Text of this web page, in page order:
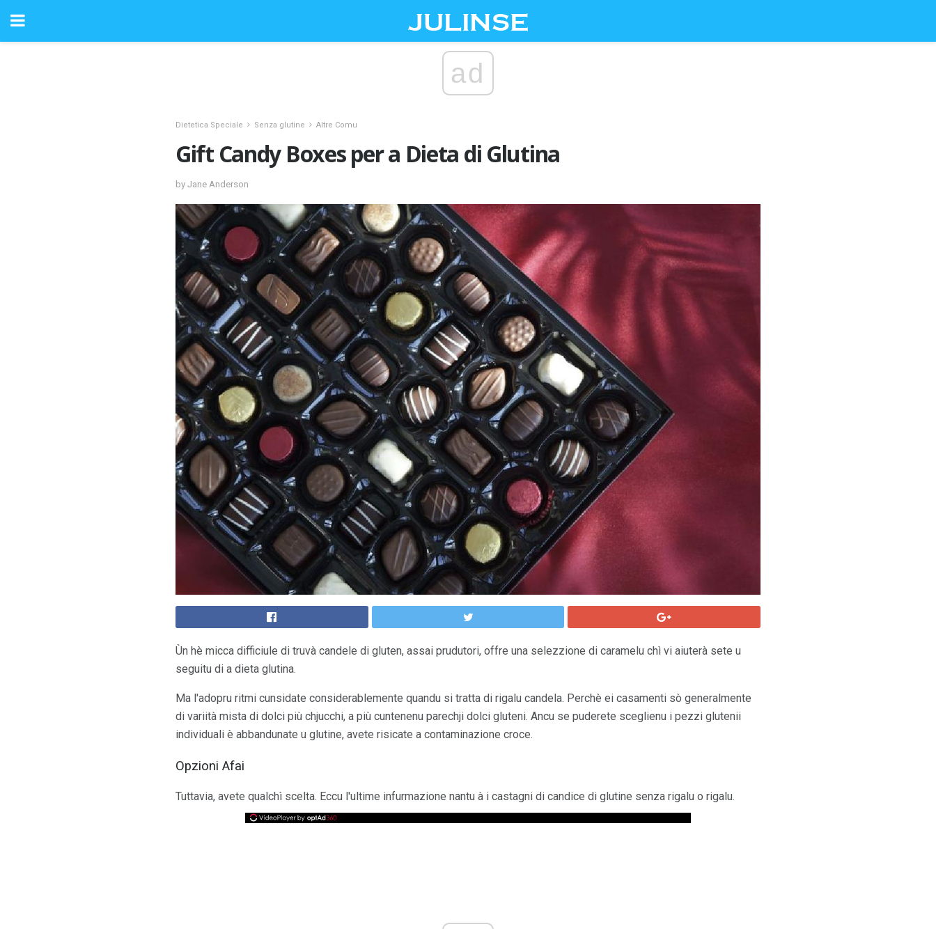
ad
Dietetica Speciale Senza glutine Altre Comu
Gift Candy Boxes per a Dieta di Glutina
by Jane Anderson
Ùn hè micca difficiule di truvà candele di gluten, assai prudutori, offre una selezzione di caramelu chì vi aiuterà sete u
seguitu di a dieta glutina.
Ma l'adopru ritmi cunsidate considerablemente quandu si tratta di rigalu candela. Perchè ei casamenti sò generalmente
di variità mista di dolci più chjucchi, a più cuntenenu parechji dolci gluteni. Ancu se puderete sceglienu i pezzi glutenii
individuali è abbandunate u glutine, avete risicate a contaminazione croce.
Opzioni Afai
Tuttavia, avete qualchì scelta. Eccu l'ultime infurmazione nantu à i castagni di candice di glutine senza rigalu o rigalu.